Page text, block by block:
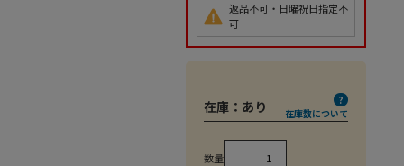
返品不可・日曜祝日指定不
可
在庫： あり 在庫数について
数量